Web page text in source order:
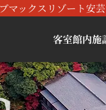
マックスリゾート安
客室館内施